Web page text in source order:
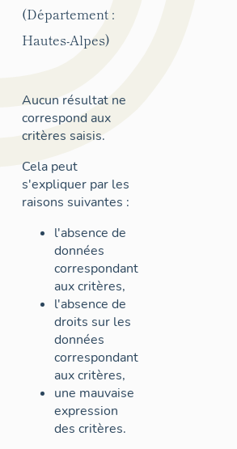
(Département :
Hautes-Alpes)
Aucun résultat ne
correspond aux
critères saisis.
Cela peut
s'expliquer par les
raisons suivantes :
l'absence de
données
correspondant
aux critères,
l'absence de
droits sur les
données
correspondant
aux critères,
une mauvaise
expression
des critères.